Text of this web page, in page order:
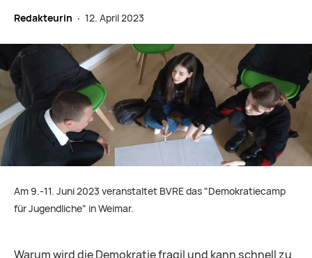
Redakteurin · 12. April 2023
Am 9.-11. Juni 2023 veranstaltet BVRE das "Demokratiecamp
für Jugendliche" in Weimar.
Warum wird die Demokratie fragil und kann schnell zu